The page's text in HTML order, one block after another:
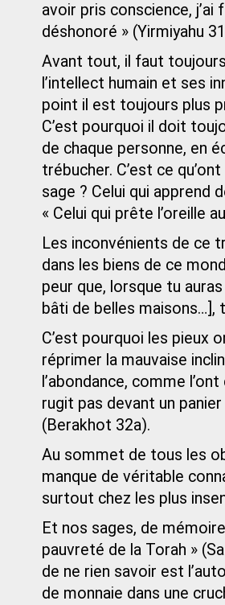
avoir pris conscience, j’ai
déshonoré » (Yirmiyahu
Avant tout, il faut
l’intellect humain et ses
point il est toujours plus
C’est pourquoi il doit
de chaque personne, en
trébucher. C’est ce
sage ? Celui qui apprend
« Celui qui prête l’oreille
Les inconvénients de ce
dans les biens de ce
peur que, lorsque tu
bâti de belles maisons…],
C’est pourquoi les pieux
réprimer la mauvaise
l’abondance, comme
rugit pas devant un
(Berakhot 32a).
Au sommet de tous les
manque de véritable
surtout chez les plus
Et nos sages, de
pauvreté de la Torah »
de ne rien savoir est
de monnaie dans une